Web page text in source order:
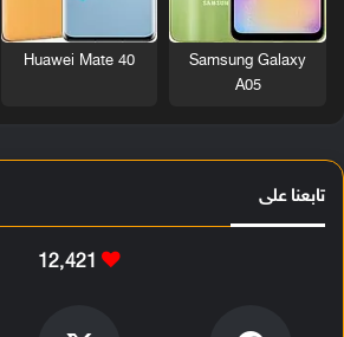
Samsung Galaxy
A05
Huawei Mate 40
تابعنا على
12٬421